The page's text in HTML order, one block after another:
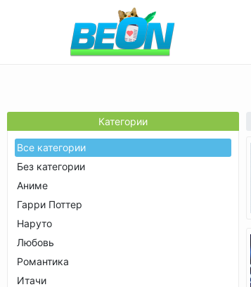
Категории
Все категории
Без категории
Аниме
Гарри Поттер
Наруто
Любовь
Романтика
Итачи